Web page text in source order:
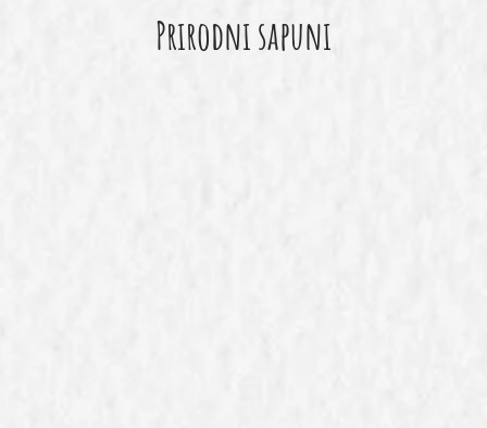
Prirodni sapuni